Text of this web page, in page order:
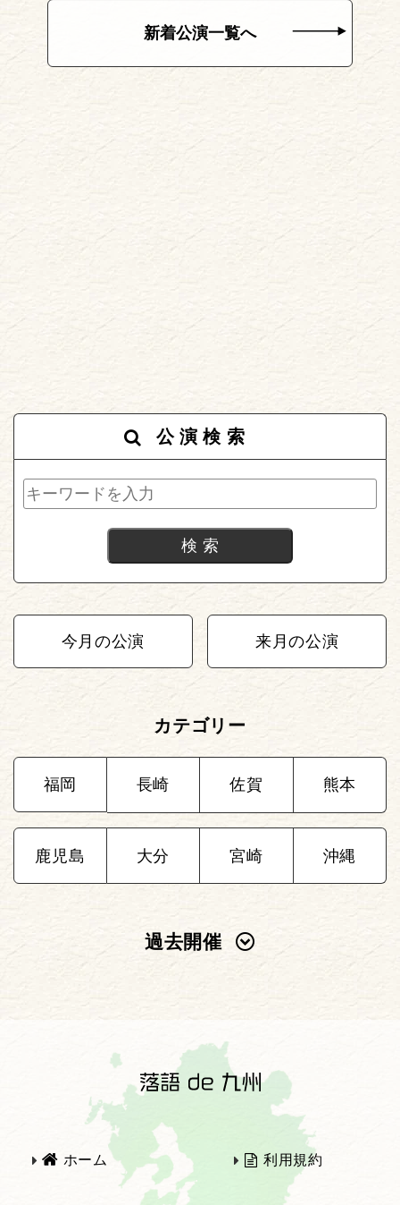
新着公演一覧へ
公演検索
今月の公演 来月の公演
カテゴリー
福岡 長崎 佐賀 熊本
鹿児島 大分 宮崎 沖縄
過去開催
2022年
2021年 2020年
ホーム 利用規約